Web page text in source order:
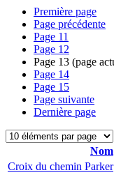
Première page
Page précédente
Page 11
Page 12
Page 13 (page
Page 14
Page 15
Page suivante
Dernière page
Nom
Croix du chemin Parker